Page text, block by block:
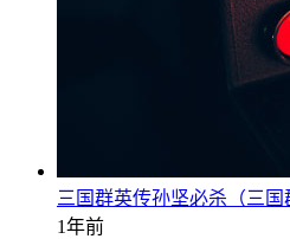
三国群英传孙坚必杀（三国
1年前